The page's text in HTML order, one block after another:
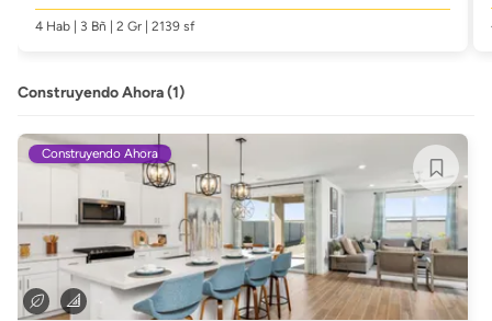
4 Hab | 3 Bñ | 2 Gr | 2139 sf
Construyendo Ahora (1)
Construyendo Ahora